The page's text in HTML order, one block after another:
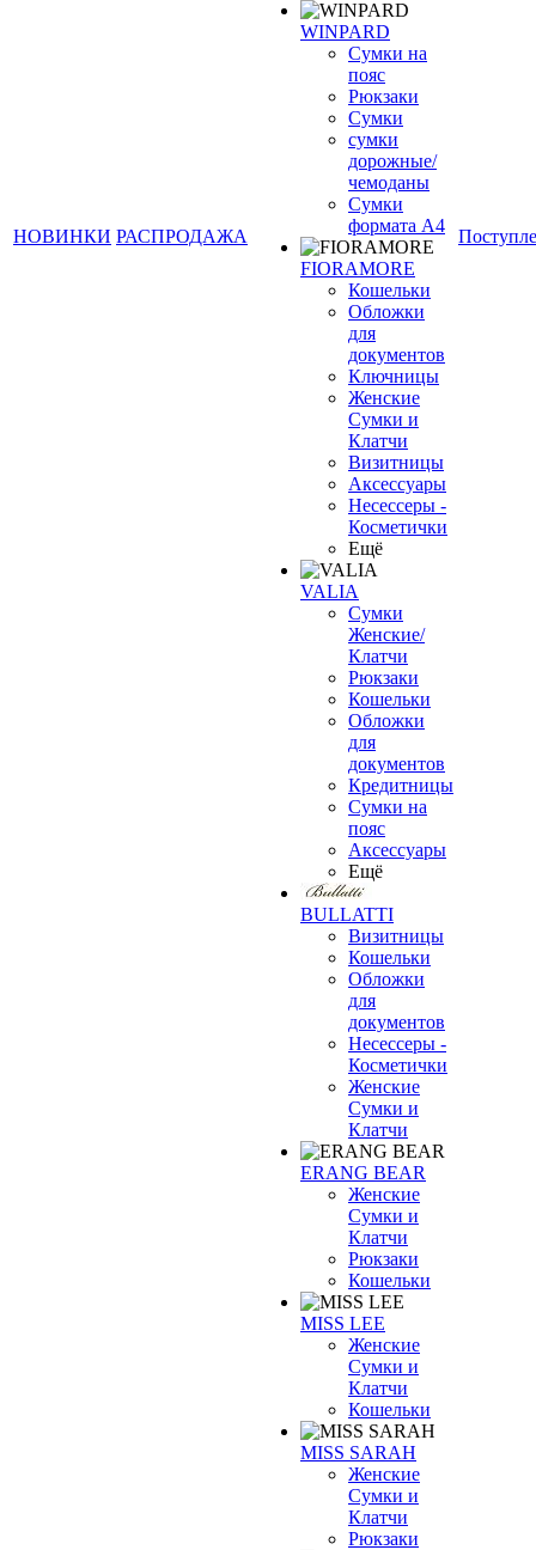
НОВИНКИ РАСПРОДАЖА
WINPARD
Сумки на
пояс
Рюкзаки
Сумки
сумки
дорожные/
чемоданы
Сумки
формата А4
FIORAMORE
Кошельки
Обложки
для
документов
Ключницы
Женские
Сумки и
Клатчи
Визитницы
Аксессуары
Несессеры -
Косметички
Ещё
VALIA
Сумки
Женские/
Клатчи
Рюкзаки
Кошельки
Обложки
для
документов
Кредитницы
Сумки на
пояс
Аксессуары
Ещё
BULLATTI
Визитницы
Кошельки
Обложки
для
документов
Несессеры -
Косметички
Женские
Сумки и
Клатчи
ERANG BEAR
Женские
Сумки и
Клатчи
Рюкзаки
Кошельки
MISS LEE
Женские
Сумки и
Клатчи
Кошельки
MISS SARAH
Женские
Сумки и
Клатчи
Рюкзаки